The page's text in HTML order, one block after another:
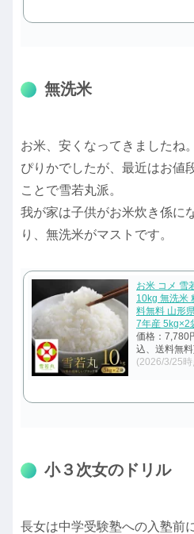
無洗米
お米、安くなってきましたね
ぴりかでしたが、最近はお値
ことで雪若丸派。
我が家は子供がお米炊き係に
り、無洗米がマストです。
お米 コメ 雪
10kg 無洗米
料無料 山形
7年産 5kg×2
価格：7,780
込、送料無
(2026/3/25時
小３次女のドリル
長女は中学受験塾への入塾前